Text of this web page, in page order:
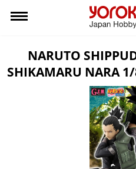
NARUTO
SHIKAMARU NARA 1/